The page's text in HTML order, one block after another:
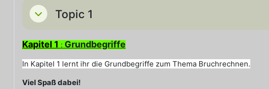
Einklappen
Topic 1
Kapitel 1 : Grundbegriffe
In Kapitel 1 lernt ihr die Grundbegriffe zum Thema Bruchrechnen.
Viel Spaß dabei!